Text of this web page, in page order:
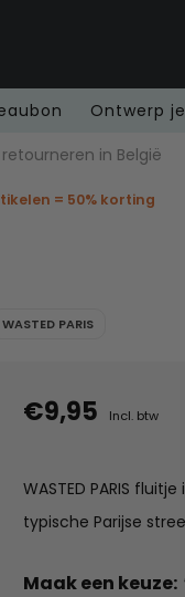
Ontwerp
in België
= 50% korting
WASTED PARIS
€9,95 Incl. btw
WASTED PARIS
typische Parijse
Maak een keuze: